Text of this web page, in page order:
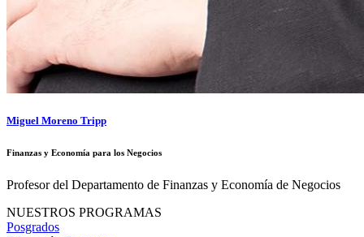
Miguel Moreno Tripp
Finanzas y Economía para los Negocios
Profesor del Departamento de Finanzas y Economía de Negocios
NUESTROS PROGRAMAS
Posgrados